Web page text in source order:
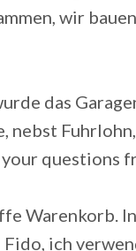
wir
das
nebst
questions
Warenkorb.
ich